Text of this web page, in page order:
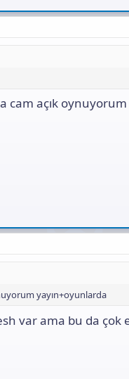
cam açık oynuyorum
yayın+oyunlarda
var ama bu da çok